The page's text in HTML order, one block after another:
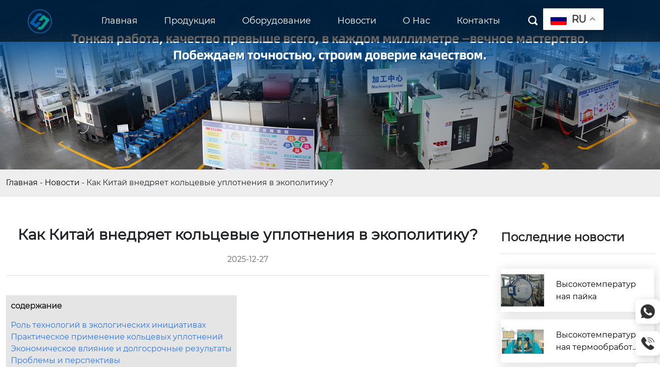
Главная Продукция Оборудование Новости О Hас Контакты  RU
Главная - Новости - Как Китай внедряет кольцевые уплотнения в экополитику?
Как Китай внедряет кольцевые уплотнения в экополитику?
2025-12-27
содержание
Роль технологий в экологических инициативах
Практическое применение кольцевых уплотнений
Экономическое влияние и долгосрочные результаты
Проблемы и перспективы
Последние новости
Высокотемператур
ная пайка
Высокотемператур
ная термообработк